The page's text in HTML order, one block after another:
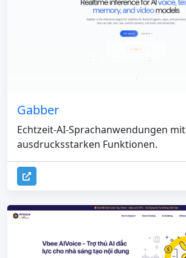
Gabber
Echtzeit-AI-Sprachanwendungen mit
ausdrucksstarken Funktionen.